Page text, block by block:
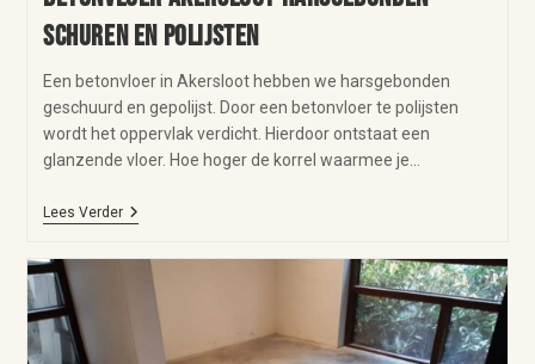
schuren en polijsten
Een betonvloer in Akersloot hebben we harsgebonden
geschuurd en gepolijst. Door een betonvloer te polijsten
wordt het oppervlak verdicht. Hierdoor ontstaat een
glanzende vloer. Hoe hoger de korrel waarmee je…
Lees Verder